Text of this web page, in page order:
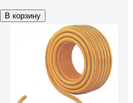
В корзину